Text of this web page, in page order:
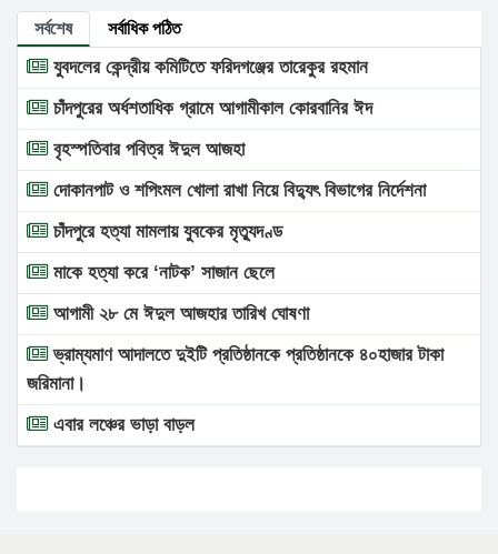
সর্বশেষ সর্বাধিক পঠিত
যুবদলের কেন্দ্রীয় কমিটিতে ফরিদগঞ্জের তারেকুর রহমান
চাঁদপুরের অর্ধশতাধিক গ্রামে আগামীকাল কোরবানির ঈদ
বৃহস্পতিবার পবিত্র ঈদুল আজহা
দোকানপাট ও শপিংমল খোলা রাখা নিয়ে বিদ্যুৎ বিভাগের নির্দেশনা
চাঁদপুরে হত্যা মামলায় যুবকের মৃত্যুদণ্ড
মাকে হত্যা করে ‘নাটক’ সাজান ছেলে
আগামী ২৮ মে ঈদুল আজহার তারিখ ঘোষণা
ভ্রাম্যমাণ আদালতে দুইটি প্রতিষ্ঠানকে প্রতিষ্ঠানকে ৪০হাজার টাকা
জরিমানা।
এবার লঞ্চের ভাড়া বাড়ল